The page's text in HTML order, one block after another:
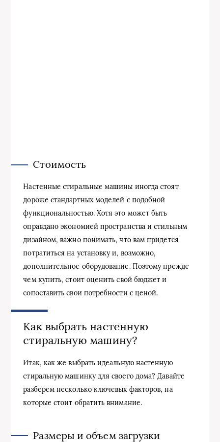
Стоимость
Настенные стиральные машины иногда стоят
дороже стандартных моделей с подобной
функциональностью. Хотя это может быть
оправдано экономией пространства и стильным
дизайном, важно понимать, что вам придется
потратиться на установку и, возможно,
дополнительное оборудование. Поэтому прежде
чем купить, стоит оценить свой бюджет и
сопоставить свои потребности с ценой.
Как выбрать настенную
стиральную машину?
Итак, как же выбрать идеальную настенную
стиральную машинку для своего дома? Давайте
разберем несколько ключевых факторов, на
которые стоит обратить внимание.
Размеры и объем загрузки